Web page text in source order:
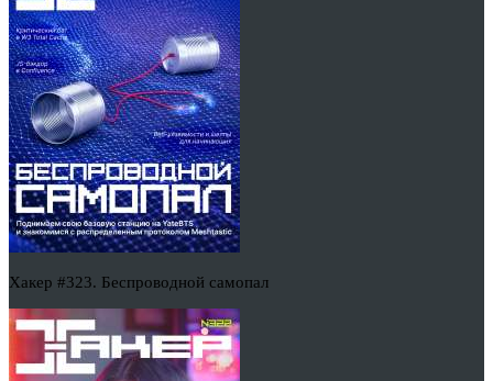
Хакер #323. Беспроводной самопал